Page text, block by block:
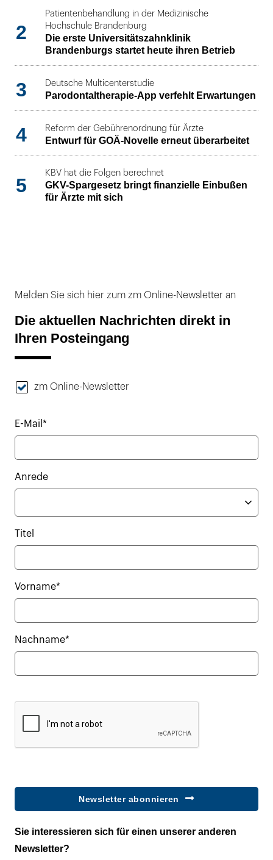
2
Patientenbehandlung in der Medizinische
Hochschule Brandenburg
Die erste Universitätszahnklinik
Brandenburgs startet heute ihren Betrieb
3 Deutsche Multicenterstudie
Parodontaltherapie-App verfehlt Erwartungen
4 Reform der Gebührenordnung für Ärzte
Entwurf für GOÄ-Novelle erneut überarbeitet
5
KBV hat die Folgen berechnet
GKV-Spargesetz bringt finanzielle Einbußen
für Ärzte mit sich
Melden Sie sich hier zum zm Online-Newsletter an
Die aktuellen Nachrichten direkt in
Ihren Posteingang
zm Online-Newsletter
E-Mail*
Anrede
Titel
Vorname*
Nachname*
Newsletter abonnieren
Sie interessieren sich für einen unserer anderen
Newsletter?